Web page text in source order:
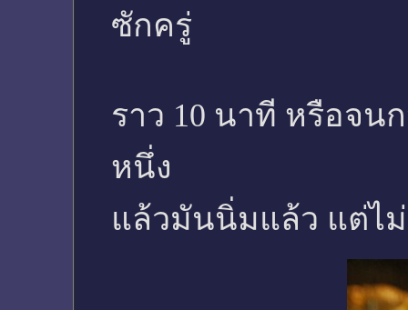
ซักครู่
ราว 10 นาที หรือจน
หนึ่ง
แล้วมันนิ่มแล้ว แต่ไ